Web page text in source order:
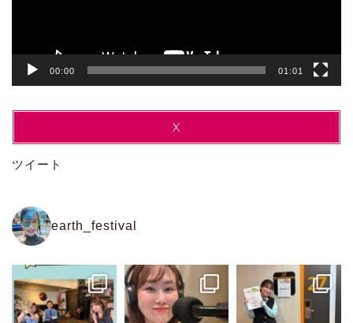
00:00 01:01
X
ツイート
earth_festival